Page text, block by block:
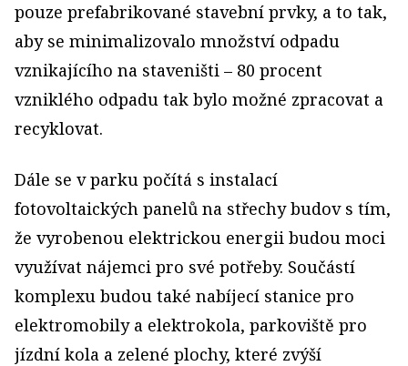
pouze prefabrikované stavební prvky, a to tak,
aby se minimalizovalo množství odpadu
vznikajícího na staveništi – 80 procent
vzniklého odpadu tak bylo možné zpracovat a
recyklovat.
Dále se v parku počítá s instalací
fotovoltaických panelů na střechy budov s tím,
že vyrobenou elektrickou energii budou moci
využívat nájemci pro své potřeby. Součástí
komplexu budou také nabíjecí stanice pro
elektromobily a elektrokola, parkoviště pro
jízdní kola a zelené plochy, které zvýší